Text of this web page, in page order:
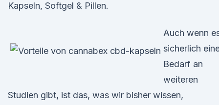
Kapseln, Softgel & Pillen.
Auch wenn
sicherlich
Bedarf an
weiteren
Studien gibt, ist das, was wir bisher wissen,